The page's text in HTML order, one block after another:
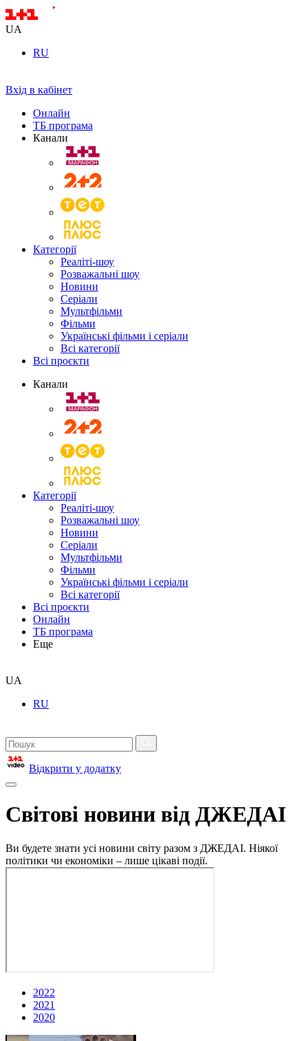
UA
RU
Вхід в кабінет
Онлайн
ТБ програма
Канали
Категорії
Реаліті-шоу
Розважальні шоу
Новини
Серіали
Мультфільми
Фільми
Українські фільми і серіали
Всі категорії
Всі проєкти
Канали
Категорії
Реаліті-шоу
Розважальні шоу
Новини
Серіали
Мультфільми
Фільми
Українські фільми і серіали
Всі категорії
Всі проєкти
Онлайн
ТБ програма
Еще
UA
RU
Відкрити у додатку
Світові новини від ДЖЕДАІ
Ви будете знати усі новини світу разом з ДЖЕДАІ. Ніякої
політики чи економіки – лише цікаві події.
2022
2021
2020